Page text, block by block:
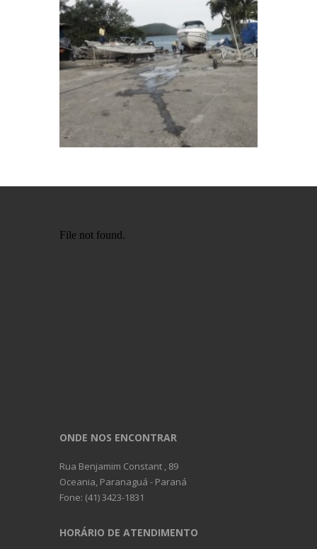
ONDE NOS ENCONTRAR
Rua Benjamim Constant , 89
Oceania, Paranaguá - Paraná
Fone: (41) 3423-1831
HORÁRIO DE ATENDIMENTO